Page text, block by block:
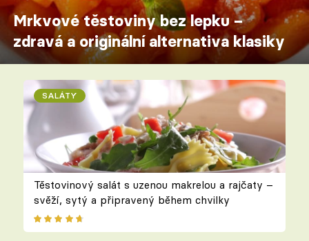
Mrkvové těstoviny bez lepku –
zdravá a originální alternativa klasiky
SALÁTY
Těstovinový salát s uzenou makrelou a rajčaty –
svěží, sytý a připravený během chvilky